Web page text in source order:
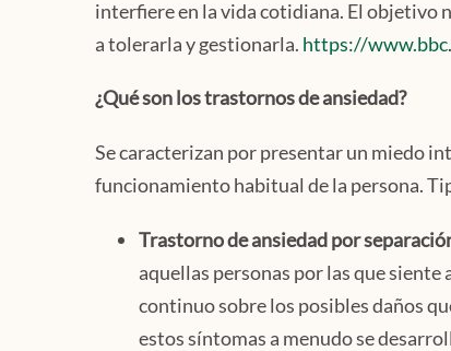
interfiere en la vida cotidiana. El objetivo
a tolerarla y gestionarla. https://
¿Qué son los trastornos de ansiedad?
Se caracterizan por presentar un miedo
funcionamiento habitual de la persona.
Trastorno de ansiedad por
aquellas personas por las que
continuo sobre los posibles daños
estos síntomas a menudo se